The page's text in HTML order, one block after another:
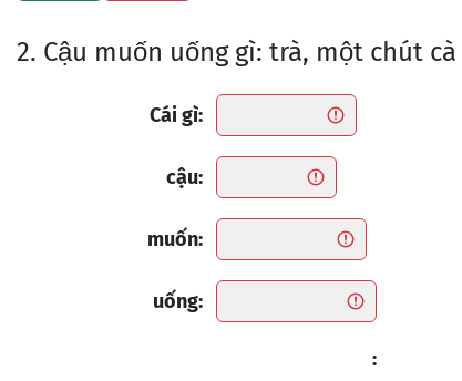
2. Cậu muốn uống gì: trà, một chút
Cái gì:
cậu:
muốn:
uống:
: